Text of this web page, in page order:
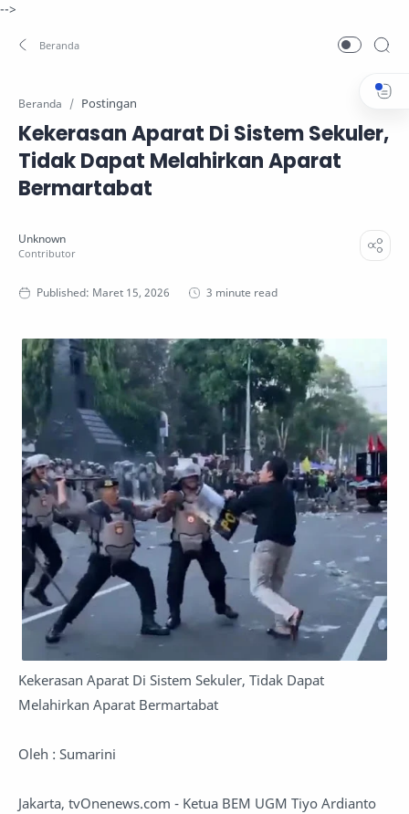
-->
Beranda Postingan
Kekerasan Aparat Di Sistem Sekuler,
Tidak Dapat Melahirkan Aparat
Bermartabat
3 minute read
Kekerasan Aparat Di Sistem Sekuler, Tidak Dapat
Melahirkan Aparat Bermartabat
Oleh : Sumarini
Jakarta, tvOnenews.com - Ketua BEM UGM Tiyo Ardianto